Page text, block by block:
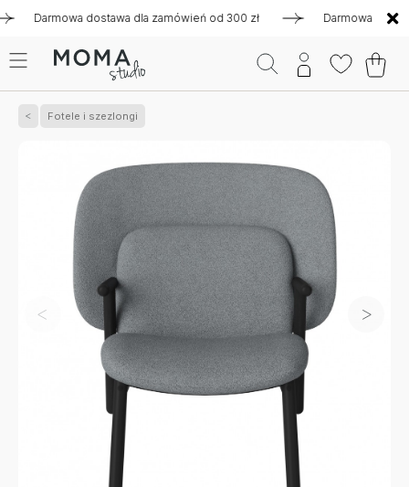
dostawa dla zamówień od 300 zł Darmowa dostawa
Fotele i szezlongi